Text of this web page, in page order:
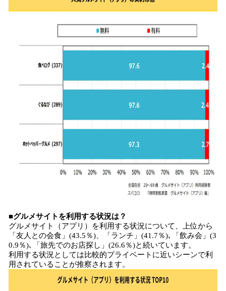
■グルメサイトを利用する状況は？
グルメサイト（アプリ）を利用する状況について、上位から
「友人との会食」(43.5％)、「ランチ」(41.7％)､「飲み会」(3
0.9％)､「旅先でのお店探し」(26.6％)と続いています。
利用する状況としては比較的プライベートに近いシーンで利
用されていることが推察されます。